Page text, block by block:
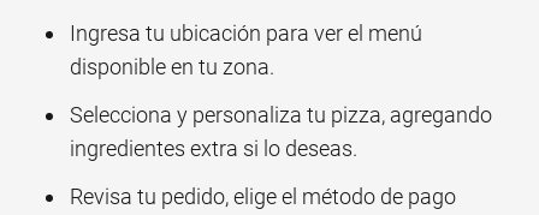
Ingresa tu ubicación para ver el menú
disponible en tu zona.
Selecciona y personaliza tu pizza, agregando
ingredientes extra si lo deseas.
Revisa tu pedido, elige el método de pago